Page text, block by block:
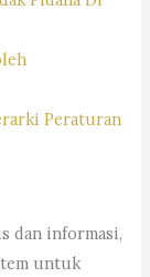
Peraturan
dan informasi,
untuk